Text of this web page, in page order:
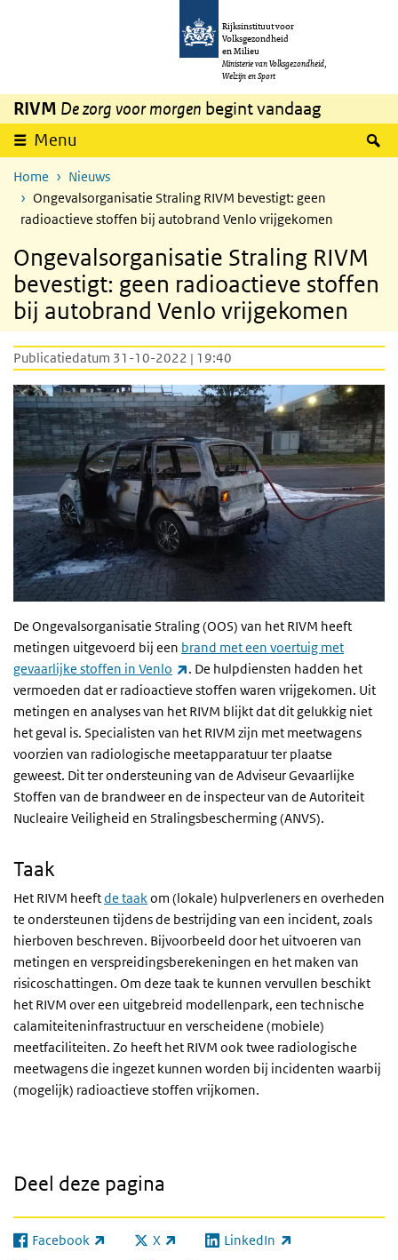
Overslaan en naar de inhoud gaan
Rijksinstituut voor
Volksgezondheid
en Milieu
Ministerie van Volksgezondheid,
Welzijn en Sport
RIVM De zorg voor morgen begint vandaag
Menu
Home
Nieuws
Ongevalsorganisatie Straling RIVM bevestigt: geen
radioactieve stoffen bij autobrand Venlo vrijgekomen
Ongevalsorganisatie Straling RIVM
bevestigt: geen radioactieve stoffen
bij autobrand Venlo vrijgekomen
Publicatiedatum 31-10-2022 | 19:40
De Ongevalsorganisatie Straling (OOS) van het RIVM heeft
metingen uitgevoerd bij een brand met een voertuig met
gevaarlijke stoffen in Venlo
(externe link)
. De hulpdiensten hadden het
vermoeden dat er radioactieve stoffen waren vrijgekomen. Uit
metingen en analyses van het RIVM blijkt dat dit gelukkig niet
het geval is. Specialisten van het RIVM zijn met meetwagens
voorzien van radiologische meetapparatuur ter plaatse
geweest. Dit ter ondersteuning van de Adviseur Gevaarlijke
Stoffen van de brandweer en de inspecteur van de Autoriteit
Nucleaire Veiligheid en Stralingsbescherming (ANVS).
Taak
Het RIVM heeftde taakom (lokale) hulpverleners en overheden
te ondersteunen tijdens de bestrijding van een incident, zoals
hierboven beschreven. Bijvoorbeeld door het uitvoeren van
metingen en verspreidingsberekeningen en het maken van
risicoschattingen. Om deze taak te kunnen vervullen beschikt
het RIVM over een uitgebreid modellenpark, een technische
calamiteiteninfrastructuur en verscheidene (mobiele)
meetfaciliteiten. Zo heeft het RIVM ook twee radiologische
meetwagens die ingezet kunnen worden bij incidenten waarbij
(mogelijk) radioactieve stoffen vrijkomen.
Deel deze pagina
Facebook
(externe link) X
(externe link) LinkedIn
(externe link)